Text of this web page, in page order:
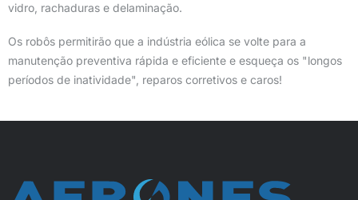
vidro, rachaduras e delaminação.
Os robôs permitirão que a indústria eólica se volte para a
manutenção preventiva rápida e eficiente e esqueça os "longos
períodos de inatividade", reparos corretivos e caros!